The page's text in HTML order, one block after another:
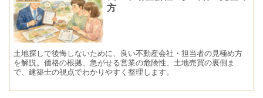
方
土地探しで後悔しないために、良い不動産会社・担当者の見極め方
を解説。価格の根拠、急がせる営業の危険性、土地売買の裏側ま
で、建築士の視点でわかりやすく整理します。